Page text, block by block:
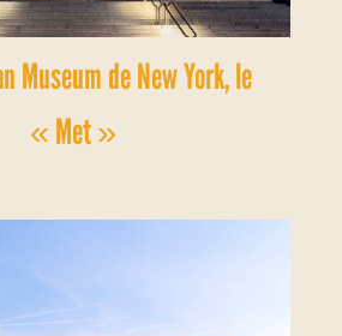
Museum de New York, le
« Met »